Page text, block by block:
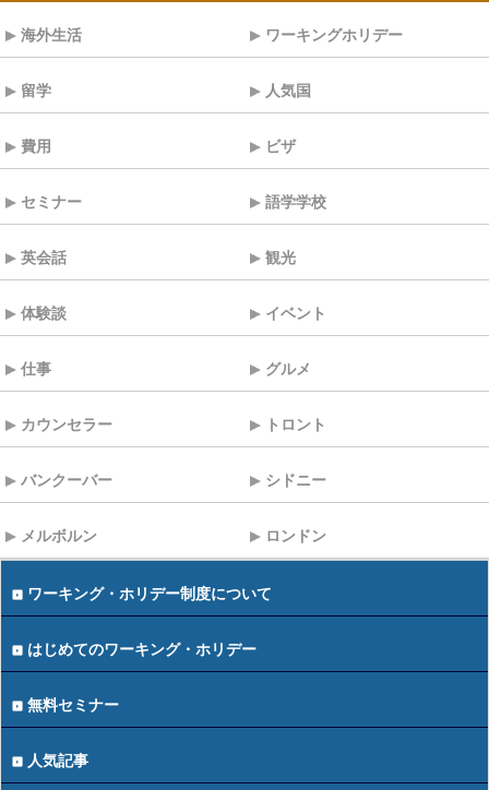
海外生活 ワーキングホリデー
留学 人気国
費用 ビザ
セミナー 語学学校
英会話 観光
体験談 イベント
仕事 グルメ
カウンセラー トロント
バンクーバー シドニー
メルボルン ロンドン
ワーキング・ホリデー制度について
はじめてのワーキング・ホリデー
無料セミナー
人気記事